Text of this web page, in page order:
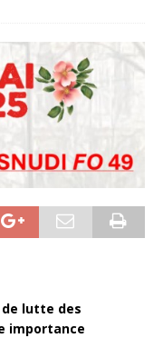
lutte des
importance